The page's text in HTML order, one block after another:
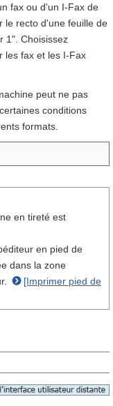
fax ou d'un I-Fax de
le recto d'une feuille de
1". Choisissez
les fax et les I-Fax
peut ne pas
conditions
formats.
en tireté est
en pied de
dans la zone
[Imprimer pied de